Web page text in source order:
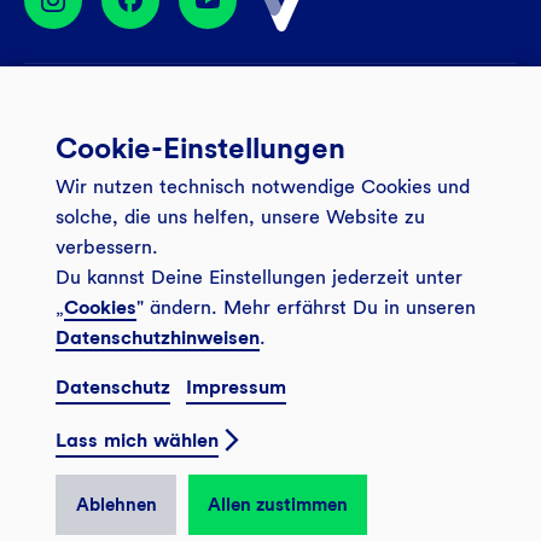
Banking App
Service
Onlinebanking Login
Sicheres Banking
FAQ
Kontakt
Newsletter
GLS Bank Magazin
Unsere Angebote
Girokonto
Mitgliederkonto
Tagesgeldkonto
Finanzieren
Investieren
Wo wirkt die GLS?
Weitersagen
Veranstaltungen
Filiale finden
Presse
Karriere
Kundenmagazin Bankspiegel
Sozial-ökologisch seit 1974
© 2026 GLS Gemeinschaftsbank eG
Vertrag widerrufen
Cookie-Einstellungen
Wir nutzen technisch notwendige Cookies und
solche, die uns helfen, unsere Website zu
verbessern.
Du kannst Deine Einstellungen jederzeit unter
„Cookies" ändern. Mehr erfährst Du in unseren
Datenschutzhinweisen.
Datenschutz Impressum
Lass mich wählen
Ablehnen Allen zustimmen